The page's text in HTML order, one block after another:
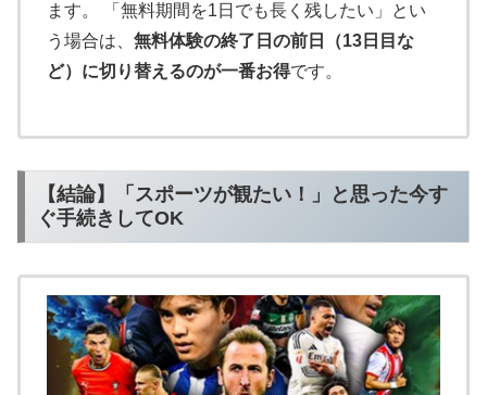
ます。 「無料期間を1日でも長く残したい」とい
う場合は、 無料体験の終了日の前日（13日目な
ど）に切り替えるのが一番お得です。
【結論】「スポーツが観たい！」と思った今す
ぐ手続きしてOK